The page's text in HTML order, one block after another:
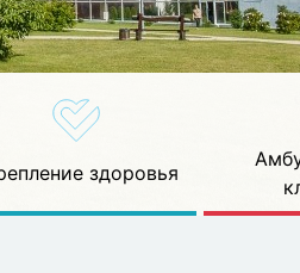
здоровья